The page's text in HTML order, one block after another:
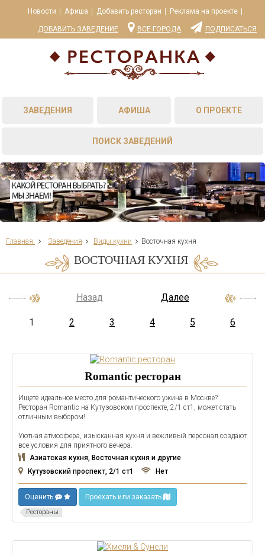
Новости Афиша Добавить ресторан Реклама на проекте
ДОБАВИТЬ ЗАВЕДЕНИЕ ВСЕ ГОРОДА ПОДПИСАТЬСЯ
ЗАВЕДЕНИЯ АФИША О ПРОЕКТЕ
ПОИСК ЗАВЕДЕНИЙ
Главная Заведения Виды кухни Восточная кухня
ВОСТОЧНАЯ КУХНЯ
Назад
1 2 3 4 5 6
Далее
Romantic ресторан
Ищете идеальное место для романтического ужина в Москве?
Ресторан Romantic на Кутузовском проспекте, 2/1 ст1, может стать
отличным выбором!
Уютная атмосфера, изысканная кухня и вежливый персонал создают
все условия для приятного вечера.
Азиатская кухня, Восточная кухня и другие
Кутузовский проспект, 2/1 ст1
Нет
Оценить Проехать или заказать
Рестораны